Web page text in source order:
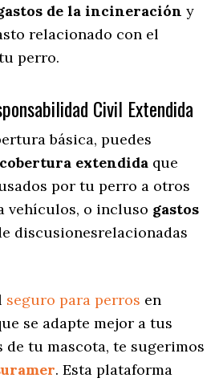
de la incineración y
relacionado con el
perro.
Civil Extendida
básica, puedes
cobertura extendida que
por tu perro a otros
vehículos, o incluso gastos
discusionesrelacionadas
seguro para perros en
se adapte mejor a tus
de tu mascota, te sugerimos
. Esta plataforma